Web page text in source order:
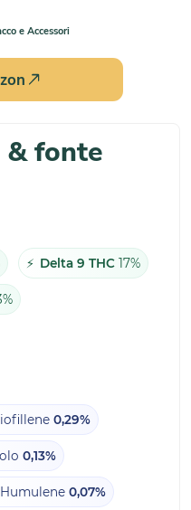
e Accessori
& fonte
⚡ Delta 9 THC 17%
0,29%
0,13%
Humulene 0,07%